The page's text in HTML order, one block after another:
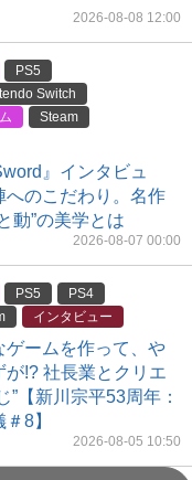
2026-08-08 12:00
PS5
Switch
Steam
』インタビュ
へのこだわり。名作
動”の美学とは
2026-08-07 00:00
PS5
PS4
インタビュー
ゲームを作って、や
が!? 社長業とクリエ
”【新川宗平53周年：
8】
2026-08-05 10:50